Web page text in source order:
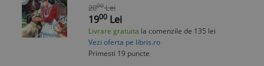
2000 Lei
1900 Lei
Livrare gratuita la comenzile de 135 lei
Vezi oferta pe libris.ro
Primesti 19 puncte